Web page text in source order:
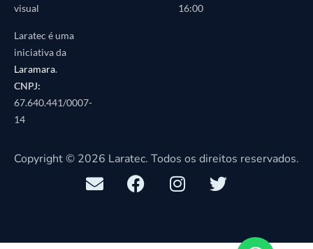
visual
Laratec é uma
iniciativa da
Laramara.
CNPJ:
67.640.441/0007-
14
16:00
Copyright © 2026 Laratec. Todos os direitos reservados.